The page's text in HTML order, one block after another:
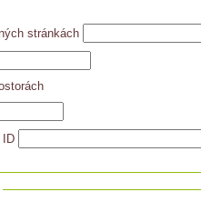
stránkách
ID